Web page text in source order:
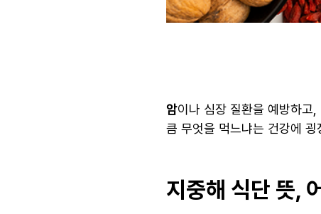
암이나 심장 질환을 예방하고,
큼 무엇을 먹느냐는 건강에
지중해 식단 뜻,